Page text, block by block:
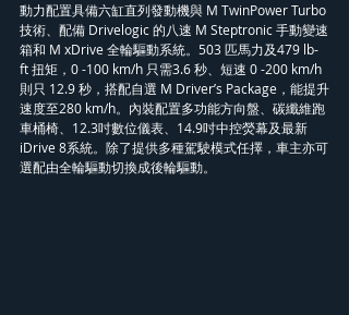
動力配置具備六缸直列發動機與 M TwinPower Turbo
技術、配備 Drivelogic 的八速 M Steptronic 手動變速
箱和 M xDrive 全輪驅動系統。503 匹馬力及479 lb-
ft 扭矩，0 -100 km/h 只需3.6 秒、短速 0 -200 km/h
則只 12.9 秒，搭配自選 M Driver’s Package，能提升
速度至280 km/h。內裝配置多功能方向盤、碳纖維跑
車桶椅、12.3吋數位儀表、14.9吋中控熒幕及最新
iDrive 8系統。除了提供多種駕駛模式任擇，車主亦可
選配由全輪驅動切換成後輪驅動。